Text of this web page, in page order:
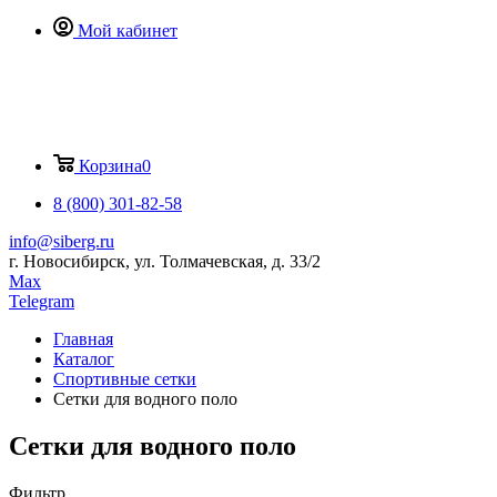
Мой кабинет
Корзина0
8 (800) 301-82-58
info@siberg.ru
г. Новосибирск, ул. Толмачевская, д. 33/2
Max
Telegram
Главная
Каталог
Спортивные сетки
Сетки для водного поло
Сетки для водного поло
Фильтр